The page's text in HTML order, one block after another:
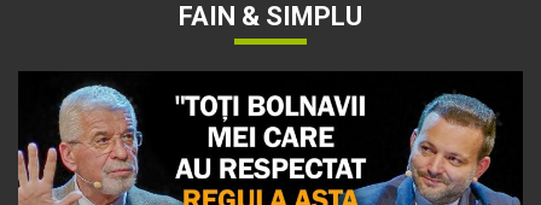
FAIN & SIMPLU